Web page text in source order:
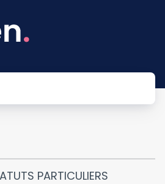
PARTICULIERS